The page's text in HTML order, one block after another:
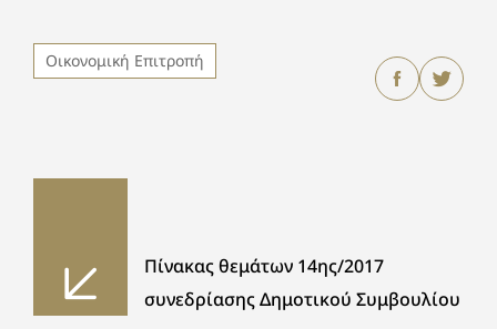
Οικονομική Επιτροπή
Πίνακας θεμάτων 14ης/2017
συνεδρίασης Δημοτικού Συμβουλίου